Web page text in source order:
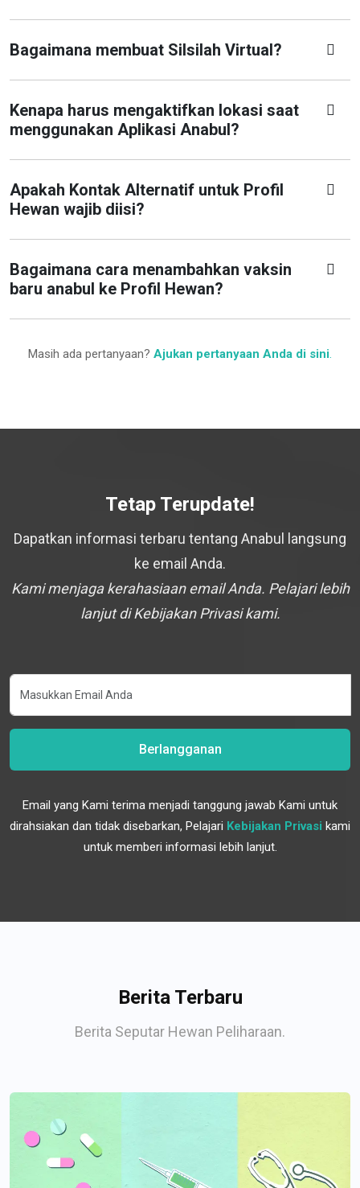
Bagaimana membuat Silsilah Virtual?
Kenapa harus mengaktifkan lokasi saat
menggunakan Aplikasi Anabul?
Apakah Kontak Alternatif untuk Profil
Hewan wajib diisi?
Bagaimana cara menambahkan vaksin
baru anabul ke Profil Hewan?
Masih ada pertanyaan? Ajukan pertanyaan Anda di sini.
Tetap Terupdate!
Dapatkan informasi terbaru tentang Anabul langsung
ke email Anda.
Kami menjaga kerahasiaan email Anda. Pelajari lebih
lanjut di Kebijakan Privasi kami.
Berlangganan
Email yang Kami terima menjadi tanggung jawab Kami untuk
dirahsiakan dan tidak disebarkan, Pelajari Kebijakan Privasi kami
untuk memberi informasi lebih lanjut.
Berita Terbaru
Berita Seputar Hewan Peliharaan.